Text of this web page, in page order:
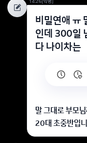
비밀연애 ㅠ
인데 300일
다 나이차는
말 그대로 부모
20대 초중반입
님은 모르시는데